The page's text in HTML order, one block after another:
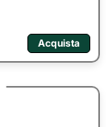
Acquista